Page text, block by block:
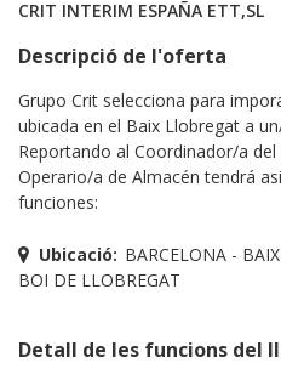
CRIT INTERIM ESPAÑA ETT,SL
Descripció de l'oferta
Grupo Crit selecciona para
ubicada en el Baix Llobregat a
Reportando al Coordinador/a
Operario/a de Almacén tendrá
funciones:
Ubicació: BARCELONA -
BOI DE LLOBREGAT
Detall de les funcions del